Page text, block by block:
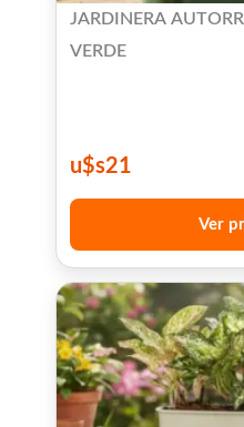
JARDINERA
VERDE
u$s21
Ver